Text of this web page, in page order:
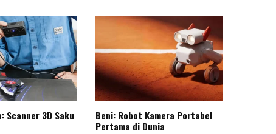
Scanner 3D Saku
Beni: Robot Kamera Portabel
Pertama di Dunia